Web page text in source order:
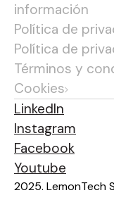
información
Política de
Política de
Términos y
Cookies
2025. LemonTech
LinkedIn
Instagram
Facebook
Youtube